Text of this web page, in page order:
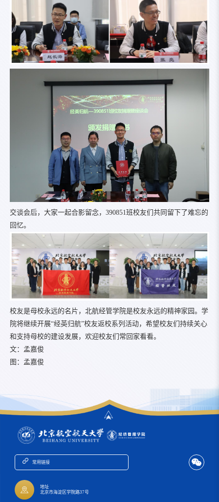
交谈会后，大家一起合影留念，390851班校友们共同留下了难忘的
回忆。
校友是母校永远的名片，北航经管学院是校友永远的精神家园。学
院将继续开展“经英归航”校友返校系列活动，希望校友们持续关心
和支持母校的建设发展，欢迎校友们常回家看看。
文：孟嘉俊
图：孟嘉俊
常用链接
地址
北京市海淀区学院路37号